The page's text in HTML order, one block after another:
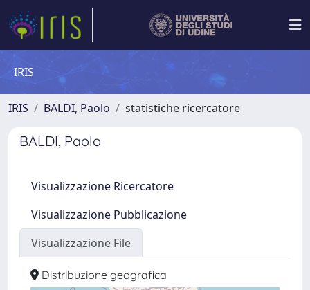
IRIS
IRIS BALDI, Paolo statistiche ricercatore
BALDI, Paolo
Visualizzazione Ricercatore
Visualizzazione Pubblicazione
Visualizzazione File
Distribuzione geografica